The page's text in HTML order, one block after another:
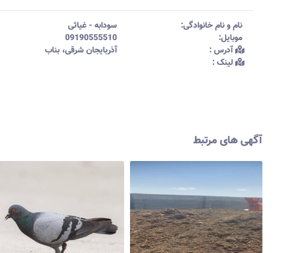
نام و نام خانوادگی:‌ سودابه - غیاثی
موبایل:‌
09190555510
آدرس :‌
آذربایجان شرقی، بناب
لینک :‌
آگهی های مرتبط